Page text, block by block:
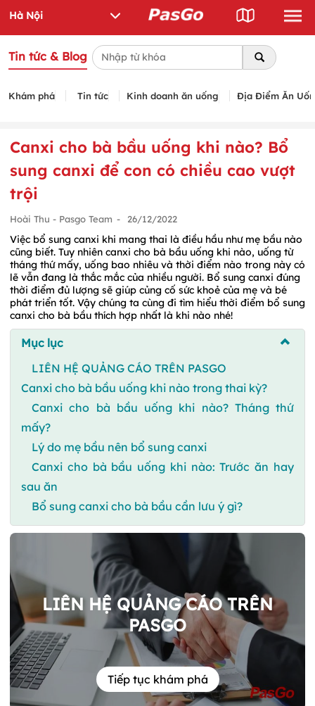
Tin tức & Blog
Khám phá Tin tức Kinh doanh ăn uống Địa Điểm Ăn
Canxi cho bà bầu uống khi nào? Bổ
sung canxi để con có chiều cao vượt
trội
Hoài Thu - Pasgo Team - 26/12/2022
Việc bổ sung canxi khi mang thai là điều hầu như mẹ bầu nào
cũng biết. Tuy nhiên canxi cho bà bầu uống khi nào, uống từ
tháng thứ mấy, uống bao nhiêu và thời điểm nào trong này có
lẽ vẫn đang là thắc mắc của nhiều người. Bổ sung canxi đúng
thời điểm đủ lượng sẽ giúp củng cố sức khoẻ của mẹ và bé
phát triển tốt. Vậy chúng ta cùng đi tìm hiểu thời điểm bổ sung
canxi cho bà bầu thích hợp nhất là khi nào nhé!
Mục lục
LIÊN HỆ QUẢNG CÁO TRÊN PASGO
Canxi cho bà bầu uống khi nào trong thai kỳ?
Canxi cho bà bầu uống khi nào? Tháng thứ
mấy?
Lý do mẹ bầu nên bổ sung canxi
Canxi cho bà bầu uống khi nào: Trước ăn hay
sau ăn
Bổ sung canxi cho bà bầu cần lưu ý gì?
LIÊN HỆ QUẢNG CÁO TRÊN
PASGO
Tiếp tục khám phá